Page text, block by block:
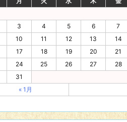
3 4 5 6 7
10 11 12 13 14
17 18 19 20 21
24 25 26 27 28
31
« 1月